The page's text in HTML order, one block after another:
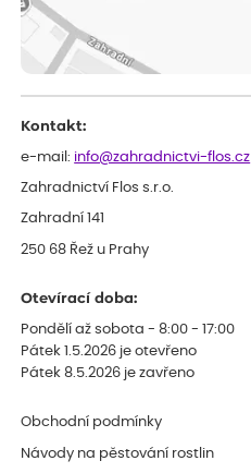
Flos je nejlepší &#129321;
Kontakt:
e-mail: info@zahradnictvi-flos.cz
Zahradnictví Flos s.r.o.
Zahradní 141
250 68 Řež u Prahy
Otevírací doba:
Pondělí až sobota - 8:00 - 17:00
Pátek 1.5.2026 je otevřeno
Pátek 8.5.2026 je zavřeno
Obchodní podmínky
Návody na pěstování rostlin